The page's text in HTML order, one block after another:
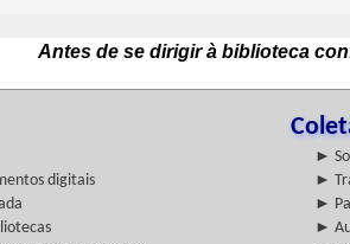
Antes de se dirigir à biblioteca
►
digitais
►
►
►